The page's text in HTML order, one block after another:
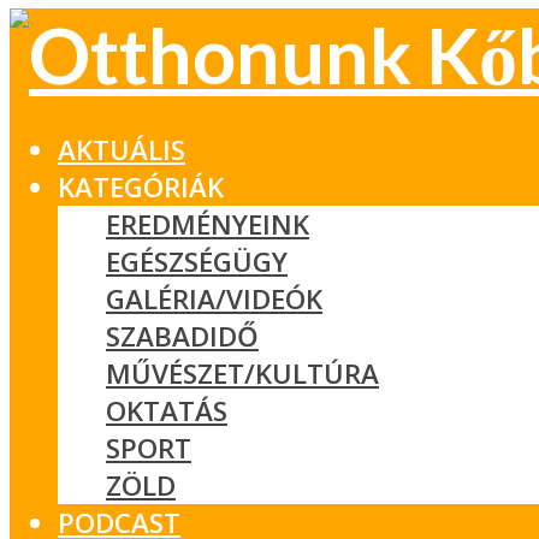
AKTUÁLIS
KATEGÓRIÁK
EREDMÉNYEINK
EGÉSZSÉGÜGY
GALÉRIA/VIDEÓK
SZABADIDŐ
MŰVÉSZET/KULTÚRA
OKTATÁS
SPORT
ZÖLD
PODCAST